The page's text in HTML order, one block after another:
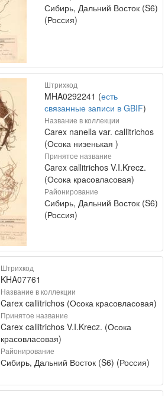
Сибирь, Дальний Восток (S6)
(Россия)
Штрихкод
MHA0292241 (есть
связанные записи в GBIF)
Название в коллекции
Carex nanella var. callitrichos
(Осока низенькая )
Принятое название
Carex callitrichos V.I.Krecz.
(Осока красовласовая)
Районирование
Сибирь, Дальний Восток (S6)
(Россия)
Штрихкод
KHA07761
Название в коллекции
Carex callitrichos (Осока красовласовая)
Принятое название
Carex callitrichos V.I.Krecz. (Осока
красовласовая)
Районирование
Сибирь, Дальний Восток (S6) (Россия)